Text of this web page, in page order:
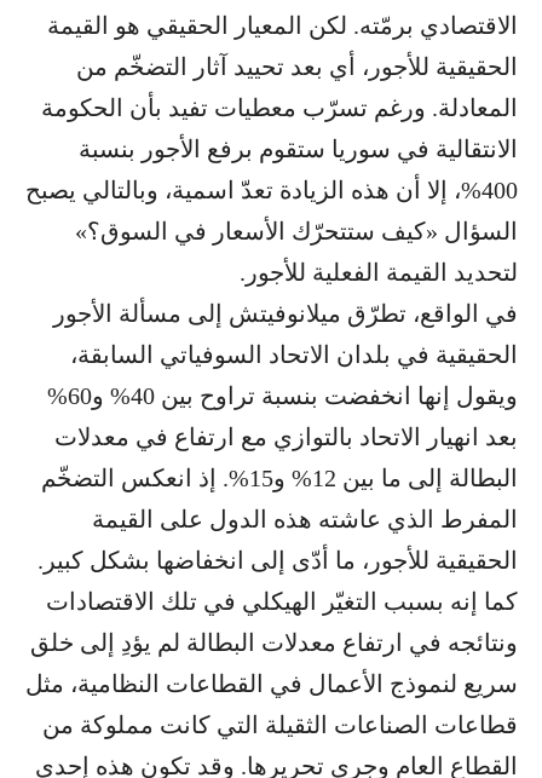
الاقتصادي برمّته. لكن المعيار الحقيقي هو القيمة
الحقيقية للأجور، أي بعد تحييد آثار التضخّم من
المعادلة. ورغم تسرّب معطيات تفيد بأن الحكومة
الانتقالية في سوريا ستقوم برفع الأجور بنسبة
400%، إلا أن هذه الزيادة تعدّ اسمية، وبالتالي يصبح
السؤال «كيف ستتحرّك الأسعار في السوق؟»
لتحديد القيمة الفعلية للأجور.
في الواقع، تطرّق ميلانوفيتش إلى مسألة الأجور
الحقيقية في بلدان الاتحاد السوفياتي السابقة،
ويقول إنها انخفضت بنسبة تراوح بين 40% و60%
بعد انهيار الاتحاد بالتوازي مع ارتفاع في معدلات
البطالة إلى ما بين 12% و15%. إذ انعكس التضخّم
المفرط الذي عاشته هذه الدول على القيمة
الحقيقية للأجور، ما أدّى إلى انخفاضها بشكل كبير.
كما إنه بسبب التغيّر الهيكلي في تلك الاقتصادات
ونتائجه في ارتفاع معدلات البطالة لم يؤدِ إلى خلق
سريع لنموذج الأعمال في القطاعات النظامية، مثل
قطاعات الصناعات الثقيلة التي كانت مملوكة من
القطاع العام وجرى تحريرها. وقد تكون هذه إحدى